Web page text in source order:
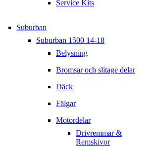
Service Kits
Suburban
Suburban 1500 14-18
Belysning
Bromsar och slitage delar
Däck
Fälgar
Motordelar
Drivremmar &
Remskivor